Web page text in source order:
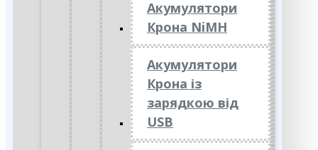
Акумулятори
Крона NiMH
Акумулятори
Крона із
зарядкою від
USB